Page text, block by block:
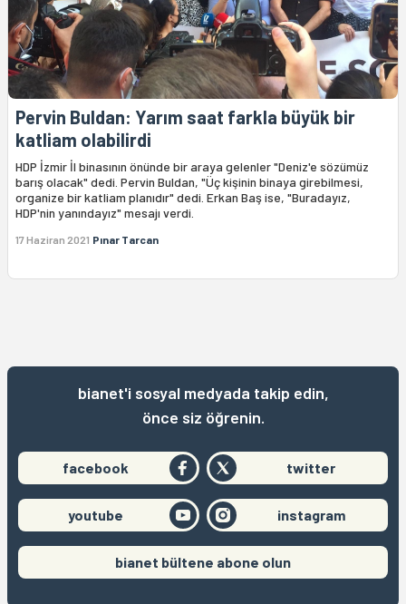
Pervin Buldan: Yarım saat farkla büyük bir
katliam olabilirdi
HDP İzmir İl binasının önünde bir araya gelenler "Deniz'e sözümüz
barış olacak" dedi. Pervin Buldan, "Üç kişinin binaya girebilmesi,
organize bir katliam planıdır" dedi. Erkan Baş ise, "Buradayız,
HDP'nin yanındayız" mesajı verdi.
17 Haziran 2021 Pınar Tarcan
bianet'i sosyal medyada takip edin,
önce siz öğrenin.
facebook twitter
youtube instagram
bianet bültene abone olun